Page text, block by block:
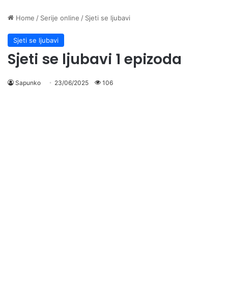
Home / Serije online / Sjeti se ljubavi
Sjeti se ljubavi
Sjeti se ljubavi 1 epizoda
Sapunko 23/06/2025 106